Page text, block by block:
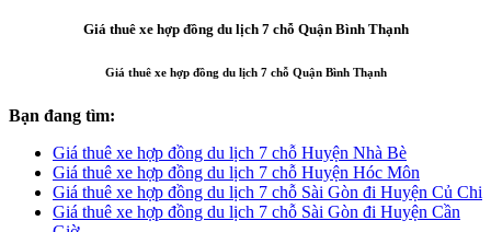
Giá thuê xe hợp đồng du lịch 7 chỗ Quận Bình Thạnh
Giá thuê xe hợp đồng du lịch 7 chỗ Quận Bình Thạnh
Bạn đang tìm:
Giá thuê xe hợp đồng du lịch 7 chỗ Huyện Nhà Bè
Giá thuê xe hợp đồng du lịch 7 chỗ Huyện Hóc Môn
Giá thuê xe hợp đồng du lịch 7 chỗ Sài Gòn đi Huyện Củ Chi
Giá thuê xe hợp đồng du lịch 7 chỗ Sài Gòn đi Huyện Cần